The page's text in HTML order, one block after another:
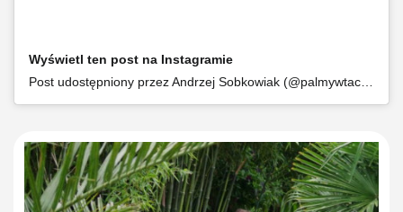
Wyświetl ten post na Instagramie